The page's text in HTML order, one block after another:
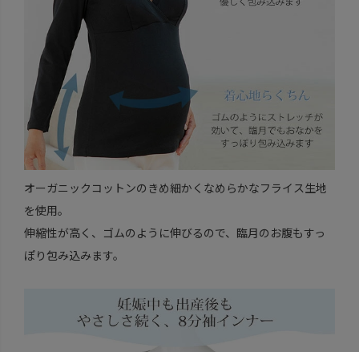
オーガニックコットンのきめ細かくなめらかなフライス生地
を使用。
伸縮性が高く、ゴムのように伸びるので、臨月のお腹もすっ
ぽり包み込みます。